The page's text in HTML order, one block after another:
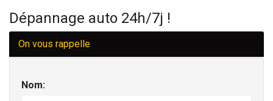
Dépannage auto 24h/7j !
On vous rappelle
Nom: